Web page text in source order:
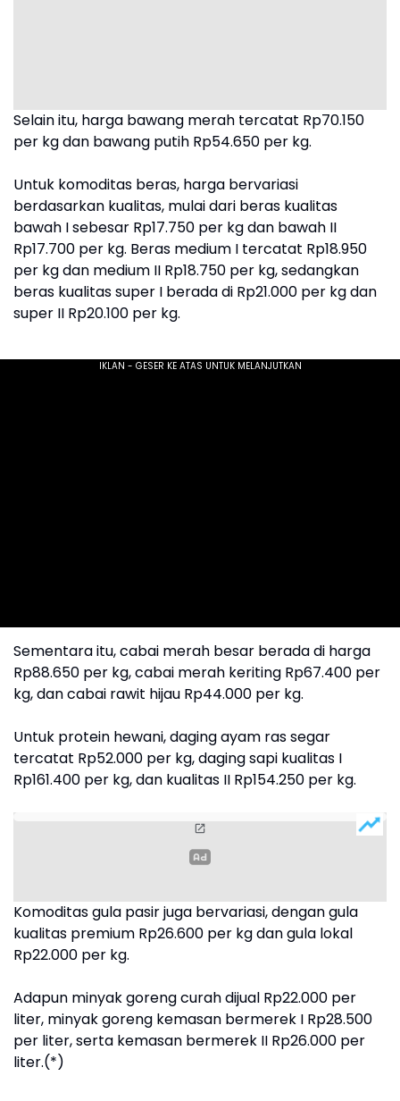
Selain itu, harga bawang merah tercatat Rp70.150
per kg dan bawang putih Rp54.650 per kg.
Untuk komoditas beras, harga bervariasi
berdasarkan kualitas, mulai dari beras kualitas
bawah I sebesar Rp17.750 per kg dan bawah II
Rp17.700 per kg. Beras medium I tercatat Rp18.950
per kg dan medium II Rp18.750 per kg, sedangkan
beras kualitas super I berada di Rp21.000 per kg dan
super II Rp20.100 per kg.
Sementara itu, cabai merah besar berada di harga
Rp88.650 per kg, cabai merah keriting Rp67.400 per
kg, dan cabai rawit hijau Rp44.000 per kg.
Untuk protein hewani, daging ayam ras segar
tercatat Rp52.000 per kg, daging sapi kualitas I
Rp161.400 per kg, dan kualitas II Rp154.250 per kg.
Komoditas gula pasir juga bervariasi, dengan gula
kualitas premium Rp26.600 per kg dan gula lokal
Rp22.000 per kg.
Adapun minyak goreng curah dijual Rp22.000 per
liter, minyak goreng kemasan bermerek I Rp28.500
per liter, serta kemasan bermerek II Rp26.000 per
liter.(*)